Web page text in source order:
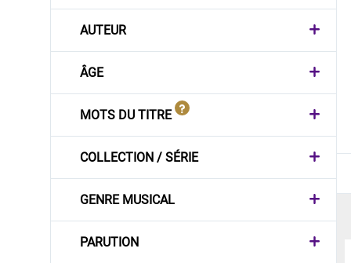
AUTEUR
ÂGE
MOTS DU TITRE
COLLECTION / SÉRIE
GENRE MUSICAL
PARUTION